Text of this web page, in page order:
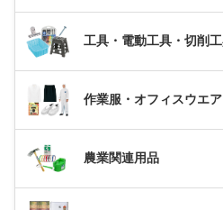
工具・電動工具・切削
作業服・オフィスウエア
農業関連用品